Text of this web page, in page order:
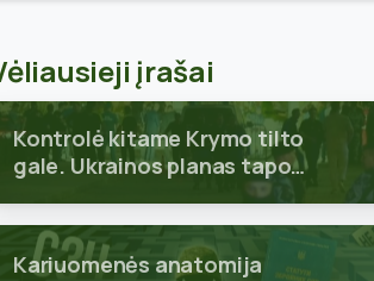
įrašai
Kontrolė kitame Krymo tilto
gale. Ukrainos planas tapo
Kariuomenės anatomija